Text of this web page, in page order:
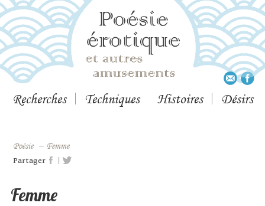
Recherches Techniques Histoires Désirs
Poésie – Femme
Partager |
Femme